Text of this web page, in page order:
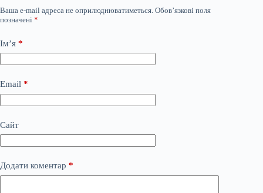
Ваша e-mail адреса не оприлюднюватиметься. Обов’язкові поля
позначені *
Ім’я *
Email *
Сайт
Додати коментар *